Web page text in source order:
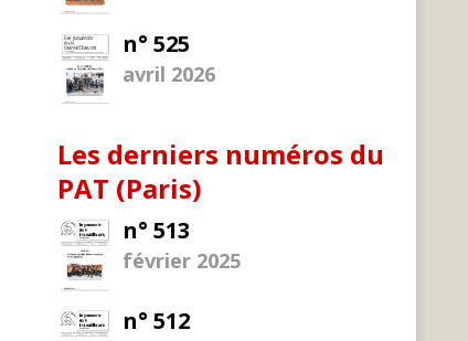
n° 525
avril 2026
Les derniers numéros du
PAT (Paris)
n° 513
février 2025
n° 512